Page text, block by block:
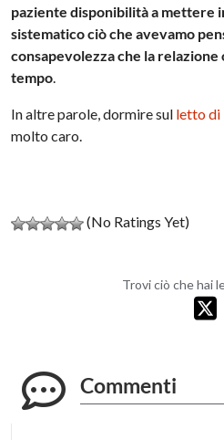
paziente disponibilità a mettere
sistematico ciò che avevamo
consapevolezza che la
tempo.
In altre parole, dormire sul letto di
molto caro.
(No Ratings Yet)
Trovi ciò che hai
Commenti